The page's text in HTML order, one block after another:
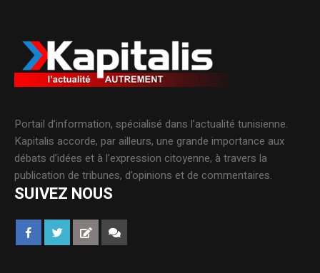
Portail d’information, spécialisé dans l’actualité tunisienne.
Kapitalis accorde, par ailleurs, une grande importance aux
débats d’idées et à l’expression citoyenne, à travers la
publication de tribunes, d’opinions et de commentaires.
SUIVEZ NOUS